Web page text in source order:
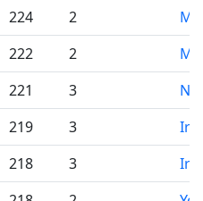
224 2
222 2
221 3
219 3
218 3